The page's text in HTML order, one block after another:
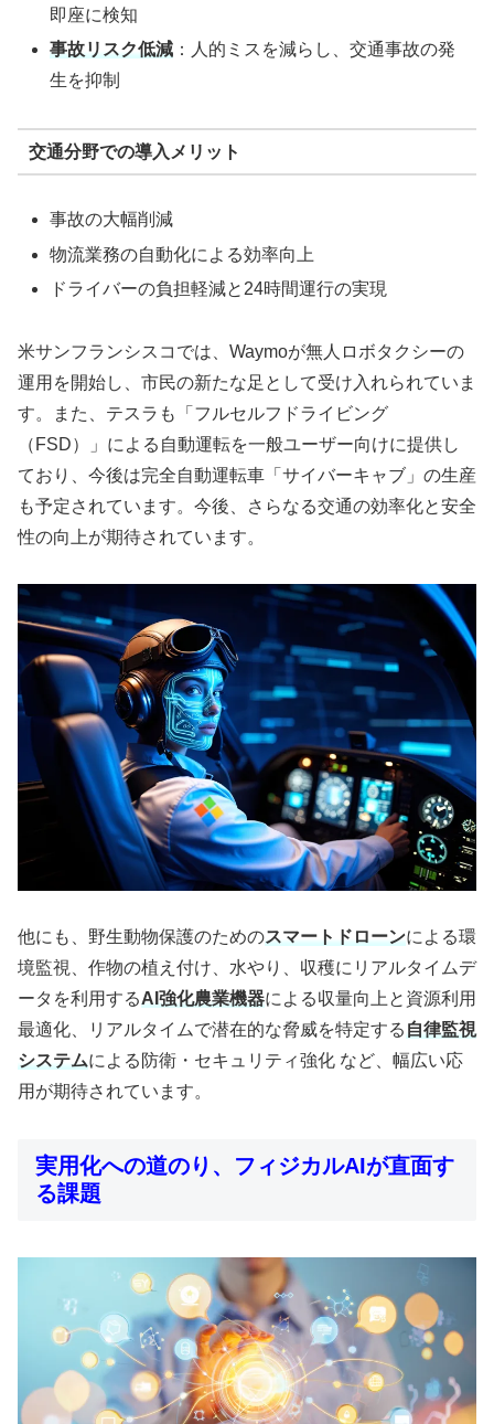
即座に検知
事故リスク低減 ：人的ミスを減らし、交通事故の発
生を抑制
交通分野での導入メリット
事故の大幅削減
物流業務の自動化による効率向上
ドライバーの負担軽減と24時間運行の実現
米サンフランシスコでは、Waymoが無人ロボタクシーの
運用を開始し、市民の新たな足として受け入れられていま
す。また、テスラも「フルセルフドライビング
（FSD）」による自動運転を一般ユーザー向けに提供し
ており、今後は完全自動運転車「サイバーキャブ」の生産
も予定されています。今後、さらなる交通の効率化と安全
性の向上が期待されています。
他にも、野生動物保護のためのスマートドローンによる環
境監視、作物の植え付け、水やり、収穫にリアルタイムデ
ータを利用するAI強化農業機器による収量向上と資源利用
最適化、リアルタイムで潜在的な脅威を特定する 自律監視
システムによる防衛・セキュリティ強化 など、幅広い応
用が期待されています。
実用化への道のり、フィジカルAIが直面す
る課題